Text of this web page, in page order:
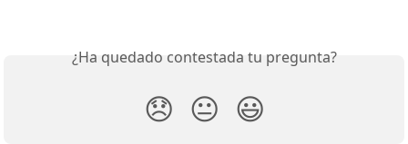
¿Ha quedado contestada tu pregunta?
😞 😐 😃